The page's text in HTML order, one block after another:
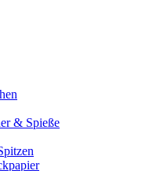
& Spieße